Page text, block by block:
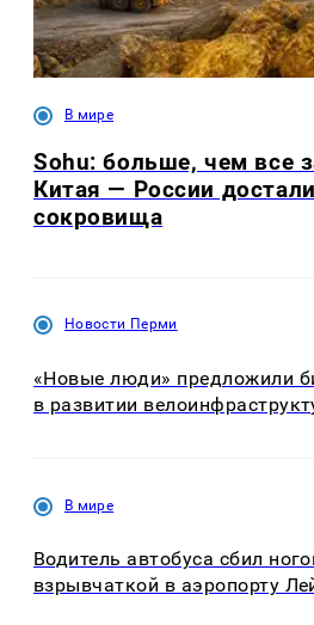
В мире
Sohu: больше, чем все
Китая — России
сокровища
Новости Перми
«Новые люди» предложили
в развитии
В мире
Водитель автобуса сбил
взрывчаткой в аэропорту